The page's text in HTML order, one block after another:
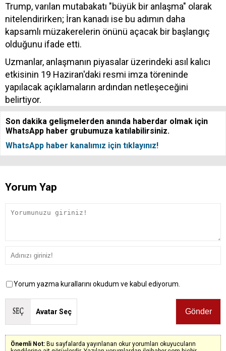
Trump, varılan mutabakatı "büyük bir anlaşma" olarak
nitelendirirken; İran kanadı ise bu adımın daha
kapsamlı müzakerelerin önünü açacak bir başlangıç
olduğunu ifade etti.
Uzmanlar, anlaşmanın piyasalar üzerindeki asıl kalıcı
etkisinin 19 Haziran'daki resmi imza töreninde
yapılacak açıklamaların ardından netleşeceğini
belirtiyor.
Son dakika gelişmelerden anında haberdar olmak için
WhatsApp haber grubumuza katılabilirsiniz.
WhatsApp haber kanalımız için tıklayınız!
Yorum Yap
Yorum yazma kurallarını okudum ve kabul ediyorum.
Avatar Seç
Önemli Not: Bu sayfalarda yayınlanan okur yorumları okuyucuların